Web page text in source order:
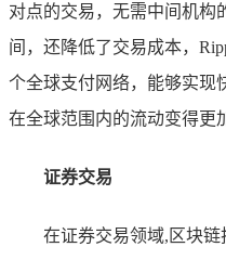
对点的交易，无需中间机构
间，还降低了交易成本，
个全球支付网络，能够实现
在全球范围内的流动变得更
证券交易
在证券交易领域,区块